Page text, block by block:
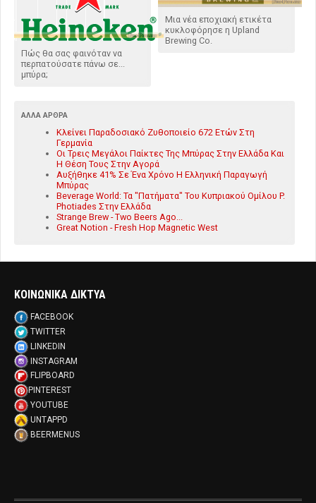
Πώς θα σας φαινόταν να
περπατούσατε πάνω σε...
μπύρα;
Μια νέα εποχιακή ετικέτα
κυκλοφόρησε η Upland
Brewing Co.
ΆΛΛΑ ΆΡΘΡΑ
Κλείνει Παραδοσιακό Ζυθοποιείο 672 Ετών Στη
Γερμανία
Οι Τρεις Μεγάλοι Παίκτες Της Μπύρας Στην Ελλάδα Και
Η Θέση Τους Στην Αγορά
Αυξήθηκε 41% Σε Ένα Χρόνο Η Ελληνική Παραγωγή
Μπύρας
Beverage World: Τα "Πατήματα" Του Κυπριακού Ομίλου P.
Photiades Στην Ελλάδα
Strange Brew - Two Beers Ago...
Great Notion - Fresh Hop Magnetic West
ΚΟΙΝΩΝΙΚΑ ΔΙΚΤΥΑ
FACEBOOK
TWITTER
LINKEDIN
INSTAGRAM
FLIPBOARD
PINTEREST
YOUTUBE
UNTAPPD
BEERMENUS